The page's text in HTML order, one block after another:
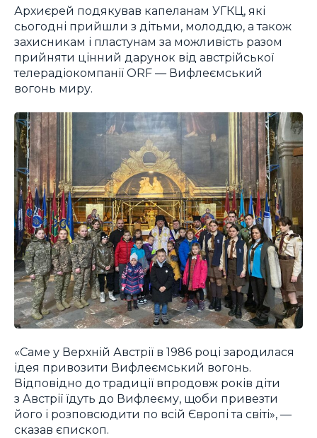
Архиєрей подякував капеланам УГКЦ, які
сьогодні прийшли з дітьми, молоддю, а також
захисникам і пластунам за можливість разом
прийняти цінний дарунок від австрійської
телерадіокомпанії ORF — Вифлеємський
вогонь миру.
«Саме у Верхній Австрії в 1986 році зародилася
ідея привозити Вифлеємський вогонь.
Відповідно до традиції впродовж років діти
з Австрії їдуть до Вифлеєму, щоби привезти
його і розповсюдити по всій Європі та світі», —
сказав єпископ.